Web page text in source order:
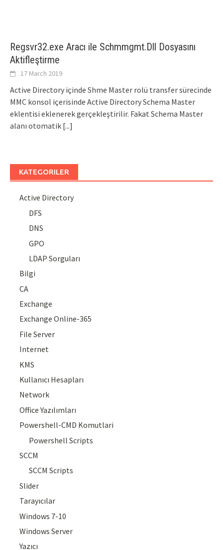
Regsvr32.exe Aracı ile Schmmgmt.Dll Dosyasını
Aktifleştirme
17 March 2019
Active Directory içinde Shme Master rolü transfer sürecinde
MMC konsol içerisinde Active Directory Schema Master
eklentisi eklenerek gerçekleştirilir. Fakat Schema Master
alanı otomatik [...]
KATEGORILER
Active Directory
DFS
DNS
GPO
LDAP Sorguları
Bilgi
CA
Exchange
Exchange Online-365
File Server
Internet
KMS
Kullanıcı Hesapları
Network
Office Yazılımları
Powershell-CMD Komutlari
Powershell Scripts
SCCM
SCCM Scripts
Slider
Tarayıcılar
Windows 7-10
Windows Server
Yazıcı